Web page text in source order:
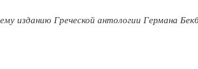
изданию Греческой антологии Германа